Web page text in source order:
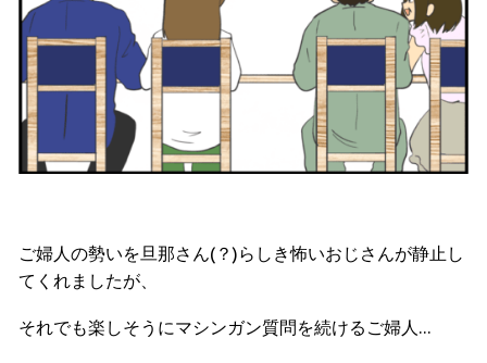
ご婦人の勢いを旦那さん(？)らしき怖いおじさんが静止し
てくれましたが、
それでも楽しそうにマシンガン質問を続けるご婦人…